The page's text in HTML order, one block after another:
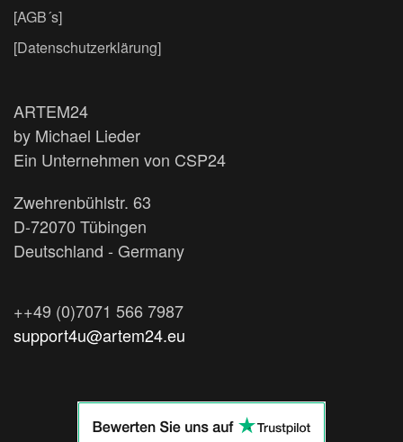
[AGB´s]
[Datenschutzerklärung]
ARTEM24
by Michael Lieder
Ein Unternehmen von CSP24
Zwehrenbühlstr. 63
D-72070 Tübingen
Deutschland - Germany
++49 (0)7071 566 7987
support4u@artem24.eu